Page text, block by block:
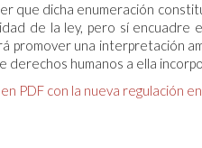
que dicha enumeración
de la ley, pero sí encuadre
promover una interpretación
derechos humanos a ella
PDF con la nueva regulación